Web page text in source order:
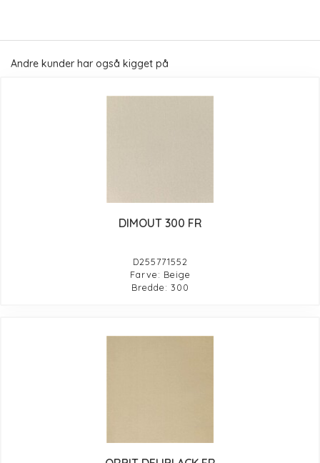
Andre kunder har også kigget på
DIMOUT 300 FR
D255771552
Farve: Beige
Bredde: 300